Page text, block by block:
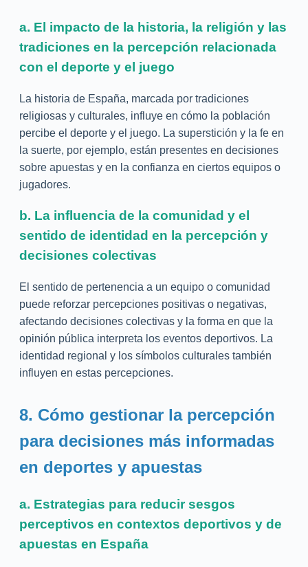
a. El impacto de la historia, la religión y las
tradiciones en la percepción relacionada
con el deporte y el juego
La historia de España, marcada por tradiciones
religiosas y culturales, influye en cómo la población
percibe el deporte y el juego. La superstición y la fe en
la suerte, por ejemplo, están presentes en decisiones
sobre apuestas y en la confianza en ciertos equipos o
jugadores.
b. La influencia de la comunidad y el
sentido de identidad en la percepción y
decisiones colectivas
El sentido de pertenencia a un equipo o comunidad
puede reforzar percepciones positivas o negativas,
afectando decisiones colectivas y la forma en que la
opinión pública interpreta los eventos deportivos. La
identidad regional y los símbolos culturales también
influyen en estas percepciones.
8. Cómo gestionar la percepción
para decisiones más informadas
en deportes y apuestas
a. Estrategias para reducir sesgos
perceptivos en contextos deportivos y de
apuestas en España